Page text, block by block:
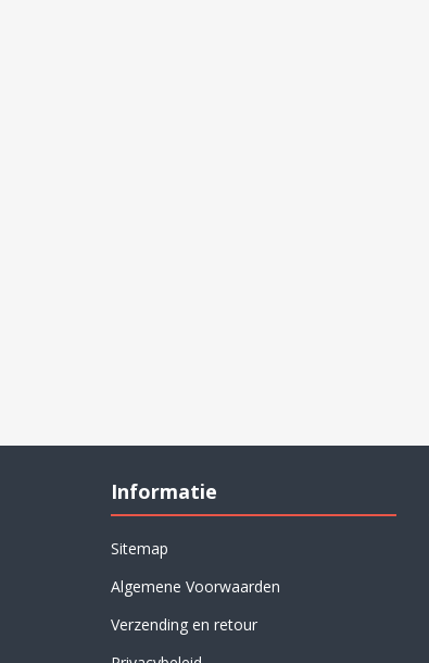
Informatie
Sitemap
Algemene Voorwaarden
Verzending en retour